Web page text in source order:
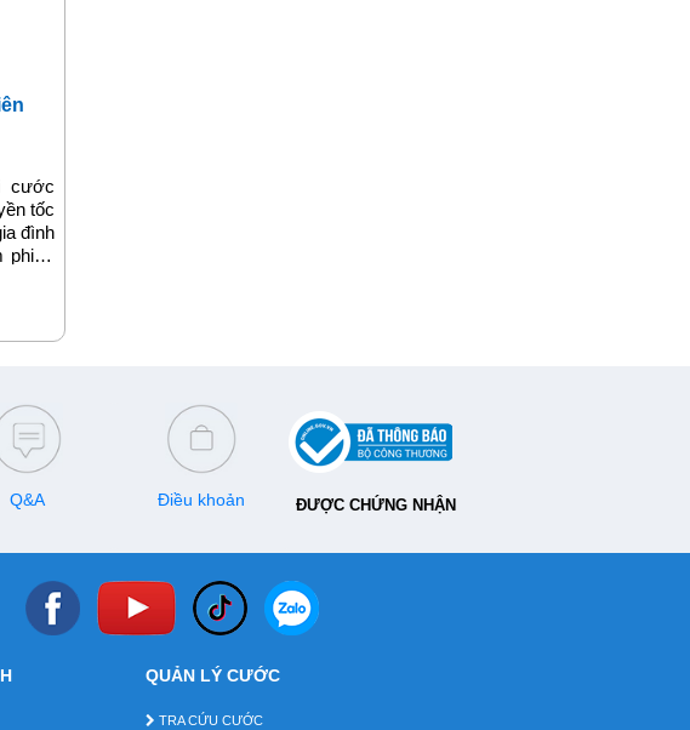
cước
tốc
đình
nay
ưu
Q&A Điều khoản ĐƯỢC CHỨNG NHẬN
QUẢN LÝ CƯỚC
TRA CỨU CƯỚC